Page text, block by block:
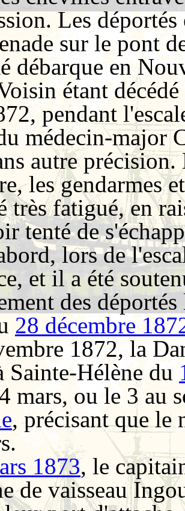
Les
sur le pont
débarque en
étant
pendant
médecin-major
autre
les gendarmes
très fatigué, en
tenté de
lors de
et il a été
des
28 décembre
1872, la
Sainte-Hélène du
mars, ou le 3 au
, précisant que le
1873, le
de vaisseau